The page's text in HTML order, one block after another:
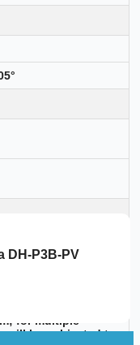
1296@(1-25/30 fps)
25/30 fps)
for multiple
will be subjected to
DH-P3B-PV